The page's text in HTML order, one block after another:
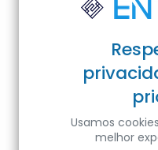
Usamos
melhor